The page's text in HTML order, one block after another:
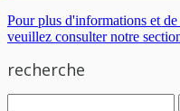
Pour plus d'informations et
veuillez consulter notre
recherche